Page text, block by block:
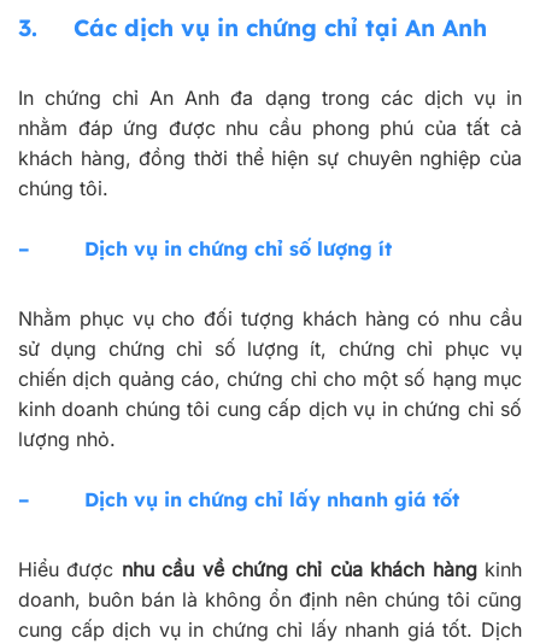
3. Các dịch vụ in chứng chỉ tại An Anh
In chứng chỉ An Anh đa dạng trong các dịch vụ in
nhằm đáp ứng được nhu cầu phong phú của tất cả
khách hàng, đồng thời thể hiện sự chuyên nghiệp của
chúng tôi.
– Dịch vụ in chứng chỉ số lượng ít
Nhằm phục vụ cho đối tượng khách hàng có nhu cầu
sử dụng chứng chỉ số lượng ít, chứng chỉ phục vụ
chiến dịch quảng cáo, chứng chỉ cho một số hạng mục
kinh doanh chúng tôi cung cấp dịch vụ in chứng chỉ số
lượng nhỏ.
– Dịch vụ in chứng chỉ lấy nhanh giá tốt
Hiểu được nhu cầu về chứng chỉ của khách hàngkinh
doanh, buôn bán là không ổn định nên chúng tôi cũng
cung cấp dịch vụ in chứng chỉ lấy nhanh giá tốt. Dịch